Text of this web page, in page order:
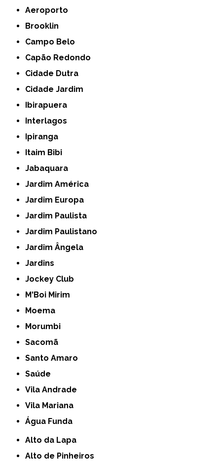
Aeroporto
Brooklin
Campo Belo
Capão Redondo
Cidade Dutra
Cidade Jardim
Ibirapuera
Interlagos
Ipiranga
Itaim Bibi
Jabaquara
Jardim América
Jardim Europa
Jardim Paulista
Jardim Paulistano
Jardim Ângela
Jardins
Jockey Club
M'Boi Mirim
Moema
Morumbi
Sacomã
Santo Amaro
Saúde
Vila Andrade
Vila Mariana
Água Funda
Alto da Lapa
Alto de Pinheiros